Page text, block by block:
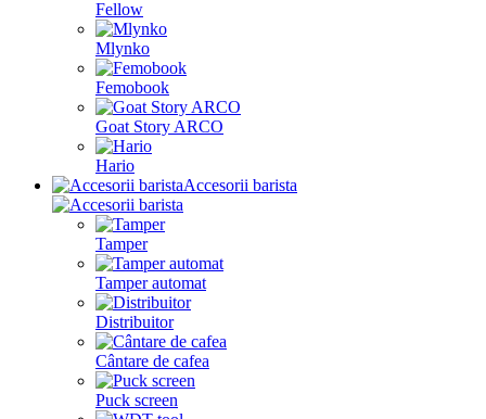
Fellow
Mlynko
Femobook
Goat Story ARCO
Hario
Accesorii barista
Tamper
Tamper automat
Distribuitor
Cântare de cafea
Puck screen